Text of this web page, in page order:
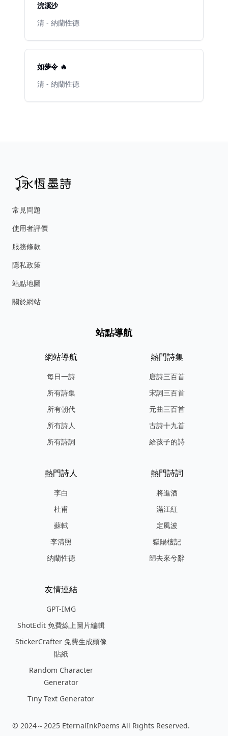
浣溪沙
清 - 納蘭性德
如夢令 🔥
清 - 納蘭性德
常見問題
使用者評價
服務條款
隱私政策
站點地圖
關於網站
站點導航
網站導航
每日一詩
所有詩集
所有朝代
所有詩人
所有詩詞
熱門詩集
唐詩三百首
宋詞三百首
元曲三百首
古詩十九首
給孩子的詩
熱門詩人
李白
杜甫
蘇軾
李清照
納蘭性德
熱門詩詞
將進酒
滿江紅
定風波
嶽陽樓記
歸去來兮辭
友情連結
GPT-IMG
ShotEdit 免費線上圖片編輯
StickerCrafter 免費生成頭像
貼紙
Random Character
Generator
Tiny Text Generator
© 2024～2025 EternalInkPoems All Rights Reserved.